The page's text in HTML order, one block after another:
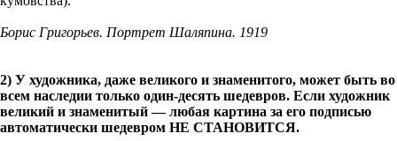
Борис Григорьев. Портрет Шаляпина. 1919
2) У художника, даже великого и знаменитого, может быть во
всем наследии только один-десять шедевров. Если художник
великий и знаменитый — любая картина за его подписью
автоматически шедевром НЕ СТАНОВИТСЯ.